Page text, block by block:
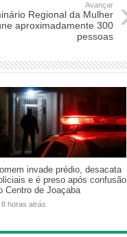
Avançar
Regional da Mulher
aproximadamente 300
pessoas
invade prédio, desacata
e é preso após confusão
Centro de Joaçaba
8 horas atrás